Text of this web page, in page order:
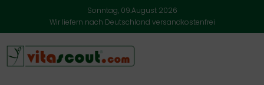
Sonntag, 09.August 2026
Wir liefern nach Deutschland versandkostenfrei